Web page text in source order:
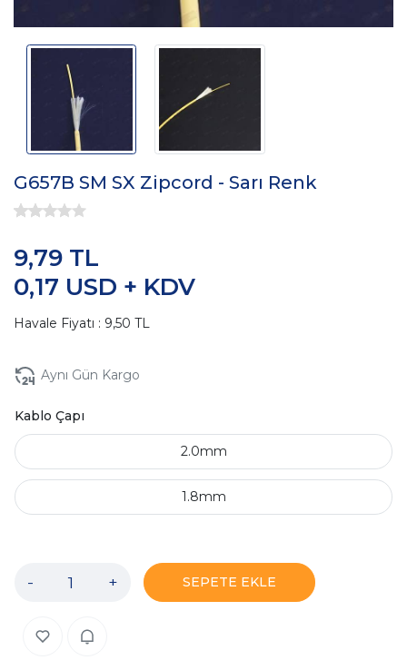
G657B SM SX Zipcord - Sarı Renk
0,17 USD + KDV
9,79 TL
Havale Fiyatı : 9,50 TL
Aynı Gün Kargo
Kablo Çapı
2.0mm
1.8mm
- + SEPETE EKLE